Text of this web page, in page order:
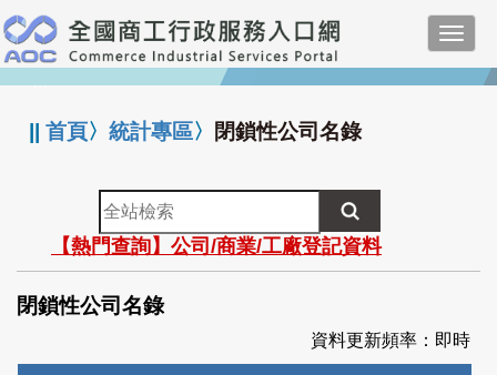
跳
到
主
要
:::
||首頁〉統計專區〉 閉鎖性公司名錄
全
站
檢
索
【熱門查詢】公司/商業/工廠登記資料
閉鎖性公司名錄
資料更新頻率：即時